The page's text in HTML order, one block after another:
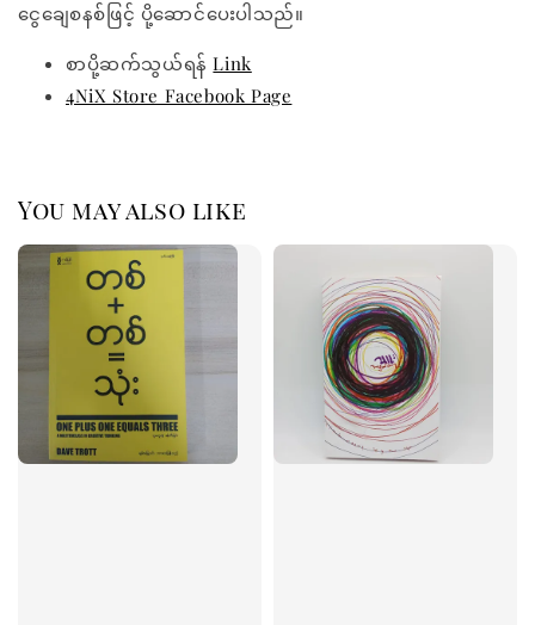
ငွေချေစနစ်ဖြင့် ပို့ဆောင်ပေးပါသည်။
စာပို့ဆက်သွယ်ရန်Link
4NiX Store Facebook Page
You may also like